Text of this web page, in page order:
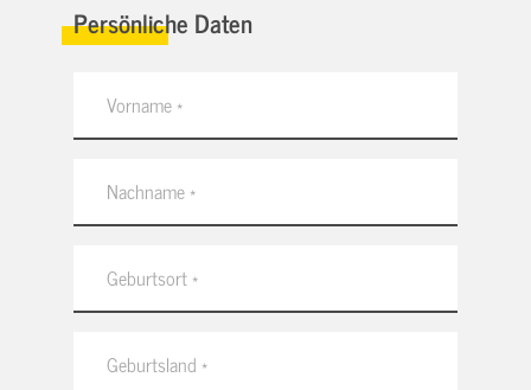
Persönliche Daten